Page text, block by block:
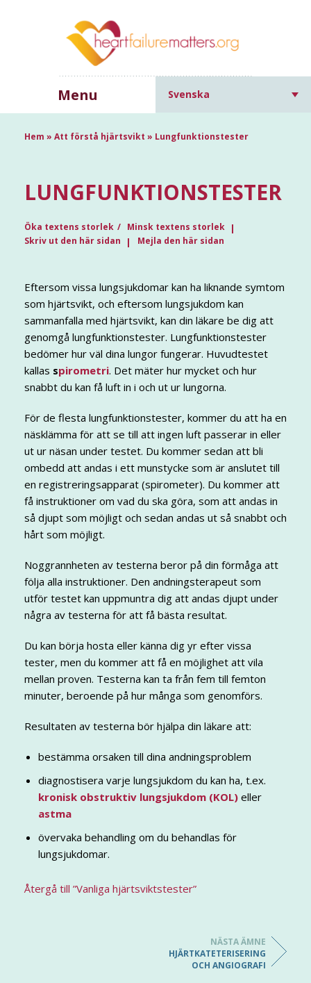
Menu Svenska
Hem » Att förstå hjärtsvikt » Lungfunktionstester
LUNGFUNKTIONSTESTER
Öka textens storlek
Minsk textens storlek
Skriv ut den här sidan
Mejla den här sidan
Eftersom vissa lungsjukdomar kan ha liknande symtom
som hjärtsvikt, och eftersom lungsjukdom kan
sammanfalla med hjärtsvikt, kan din läkare be dig att
genomgå lungfunktionstester. Lungfunktionstester
bedömer hur väl dina lungor fungerar. Huvudtestet
kallas spirometri. Det mäter hur mycket och hur
snabbt du kan få luft in i och ut ur lungorna.
För de flesta lungfunktionstester, kommer du att ha en
näsklämma för att se till att ingen luft passerar in eller
ut ur näsan under testet. Du kommer sedan att bli
ombedd att andas i ett munstycke som är anslutet till
en registreringsapparat (spirometer). Du kommer att
få instruktioner om vad du ska göra, som att andas in
så djupt som möjligt och sedan andas ut så snabbt och
hårt som möjligt.
Noggrannheten av testerna beror på din förmåga att
följa alla instruktioner. Den andningsterapeut som
utför testet kan uppmuntra dig att andas djupt under
några av testerna för att få bästa resultat.
Du kan börja hosta eller känna dig yr efter vissa
tester, men du kommer att få en möjlighet att vila
mellan proven. Testerna kan ta från fem till femton
minuter, beroende på hur många som genomförs.
Resultaten av testerna bör hjälpa din läkare att:
bestämma orsaken till dina andningsproblem
diagnostisera varje lungsjukdom du kan ha, t.ex.
kronisk obstruktiv lungsjukdom (KOL) eller
astma
övervaka behandling om du behandlas för
lungsjukdomar.
Återgå till ”Vanliga hjärtsviktstester”
NÄSTA ÄMNE
HJÄRTKATETERISERING
OCH ANGIOGRAFI